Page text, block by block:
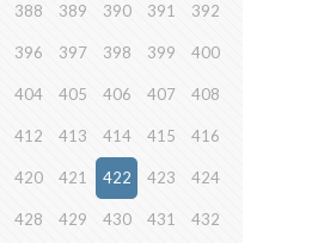
388 389 390 391 392
396 397 398 399 400
404 405 406 407 408
412 413 414 415 416
420 421 422 423 424
428 429 430 431 432